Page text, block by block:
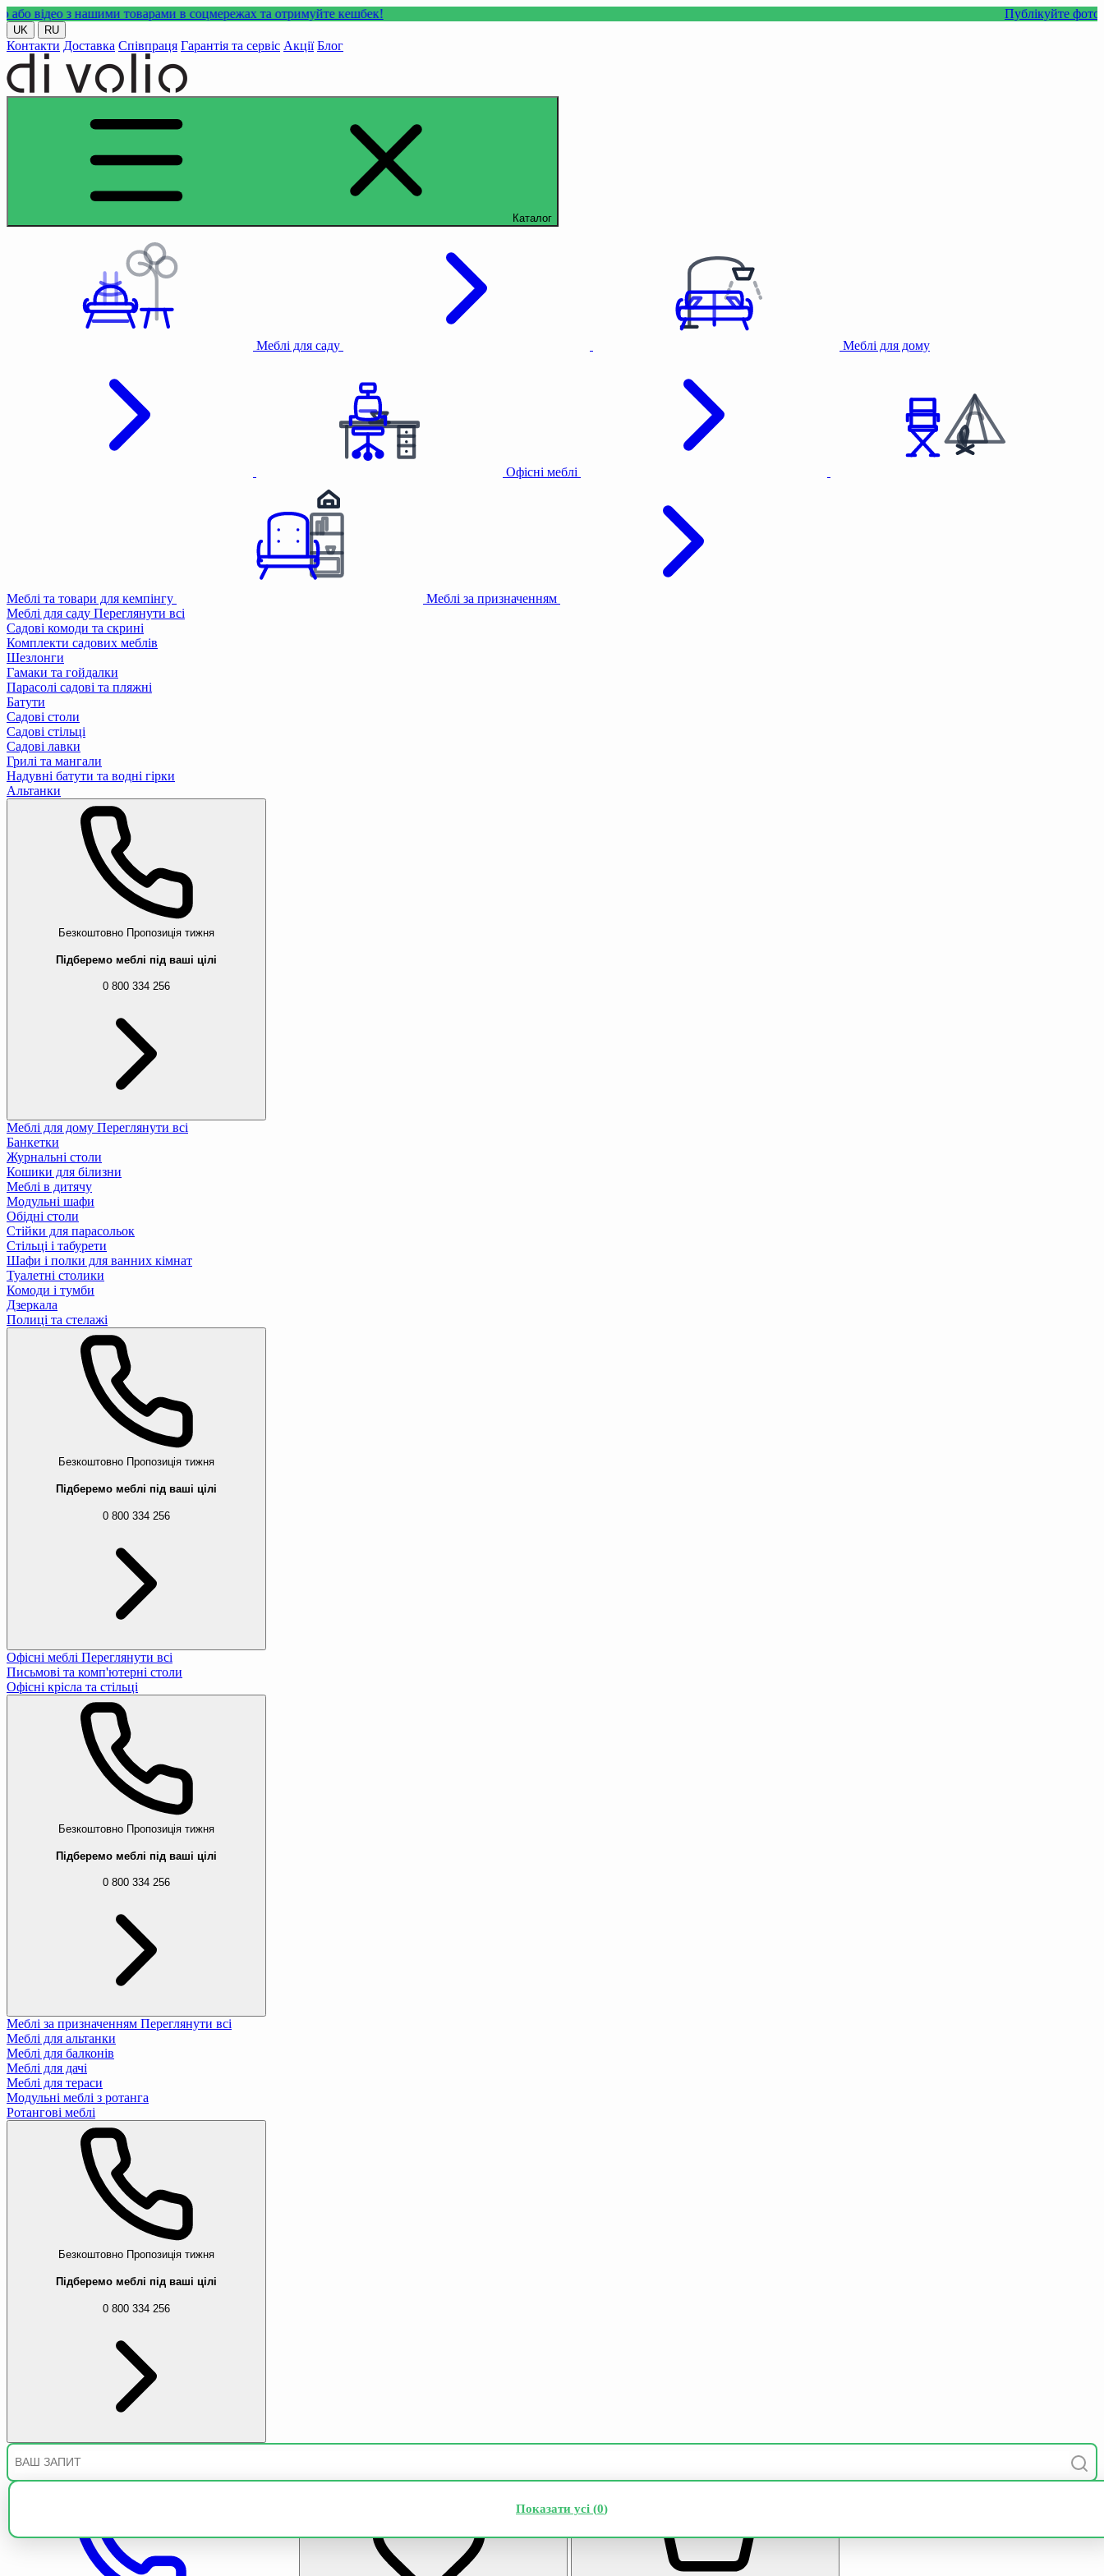
з нашими товарами в соцмережах та отримуйте кешбек! Публікуйте фото або
UK RU
Контакти Доставка Співпраця Гарантія та сервіс Акції Блог
Каталог
Меблі для саду Меблі для дому
Офісні меблі
Меблі та товари для кемпінгу
Меблі за призначенням
Меблі для саду Переглянути всі
Садові комоди та скрині
Комплекти садових меблів
Шезлонги
Гамаки та гойдалки
Парасолі садові та пляжні
Батути
Садові столи
Садові стільці
Садові лавки
Грилі та мангали
Надувні батути та водні гірки
Альтанки
Безкоштовно Пропозиція тижня
Підберемо меблі під ваші цілі
0 800 334 256
Меблі для дому Переглянути всі
Банкетки
Журнальні столи
Кошики для білизни
Меблі в дитячу
Модульні шафи
Обідні столи
Стійки для парасольок
Стільці і табурети
Шафи і полки для ванних кімнат
Туалетні столики
Комоди і тумби
Дзеркала
Полиці та стелажі
Безкоштовно Пропозиція тижня
Підберемо меблі під ваші цілі
0 800 334 256
Офісні меблі Переглянути всі
Письмові та комп'ютерні столи
Офісні крісла та стільці
Безкоштовно Пропозиція тижня
Підберемо меблі під ваші цілі
0 800 334 256
Меблі за призначенням Переглянути всі
Меблі для альтанки
Меблі для балконів
Меблі для дачі
Меблі для тераси
Модульні меблі з ротанга
Ротангові меблі
Безкоштовно Пропозиція тижня
Підберемо меблі під ваші цілі
0 800 334 256
Показати усі (0)